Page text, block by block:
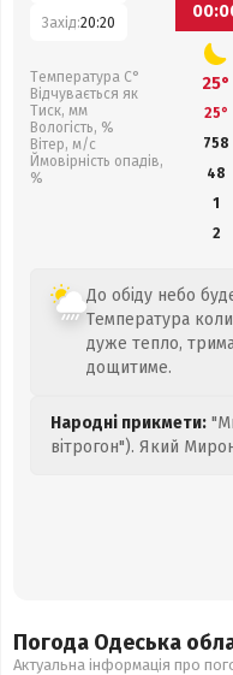
Захід:20:20
Температура С°
Відчувається як
Тиск, мм
Вологість, %
Вітер, м/с
Ймовірність опадів,
%
25°
25°
758
48
1
2
До обіду небо
Температура
дуже тепло,
дощитиме.
Народні прикмети:
вітрогон"). Який
Погода Одеська
Актуальна інформація про